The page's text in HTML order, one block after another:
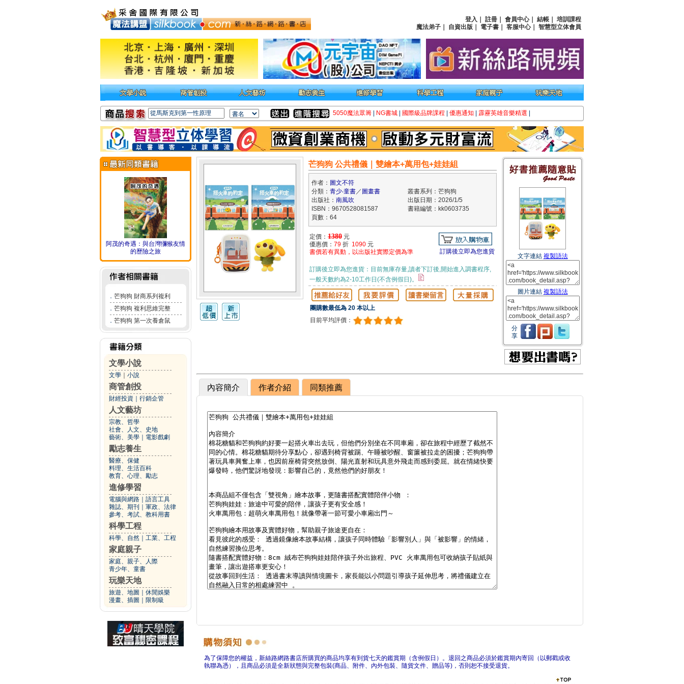
登入 註冊 會員中心｜ 結帳
培訓課程
魔法弟子
自資出版 電子書 客服中心｜ 智慧型立体會員
5050魔法眾籌 NG書城 國際級品牌課程 優惠通知 霹靂英雄音樂精選
阿茂的奇遇：與台灣獼猴友情
的歷險之旅
． 芒狗狗 財商系列複利
． 芒狗狗 複利思維完整
． 芒狗狗 第一次養倉鼠
文學小說
文學 小說
商管創投
財經投資 行銷企管
人文藝坊
宗教、哲學
社會、人文、史地
藝術、美學
電影戲劇
勵志養生
醫療、保健
料理、生活百科
教育、心理、勵志
進修學習
電腦與網路
語言工具
雜誌、期刊
軍政、法律
參考、考試、教科用書
科學工程
科學、自然 工業、工程
家庭親子
家庭、親子、人際
青少年、童書
玩樂天地
旅遊、地圖
休閒娛樂
漫畫、插圖
限制級
芒狗狗 公共禮儀｜雙繪本+萬用包+娃娃組
作者： 圖文不符
分類： 青少‧童書／ 圖畫書
叢書系列：芒狗狗
出版社： 南風吹
出版日期：2026/1/5
ISBN：9670528081587
書籍編號：kk0603735
頁數：64
定價： 1380 元
優惠價： 79 折 1090 元
書價若有異動，以出版社實際定價為準
訂購後立即為您進貨
訂購後立即為您進貨：目前無庫存量,讀者下訂後,開始進入調書程序,
一般天數約為2-10工作日(不含例假日)。
團購數最低為 20 本以上
目前平均評價：
文字連結 複製語法
圖片連結 複製語法
分
享
內容簡介 作者介紹 同類推薦
為了保障您的權益，新絲路網路書店所購買的商品均享有到貨七天的鑑賞期（含例假日）。退回之商品必須於鑑賞期內寄回（以郵戳或收
執聯為憑），且商品必須是全新狀態與完整包裝(商品、附件、內外包裝、隨貨文件、贈品等)，否則恕不接受退貨。